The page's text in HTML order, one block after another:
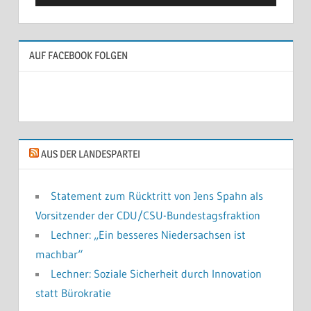
AUF FACEBOOK FOLGEN
AUS DER LANDESPARTEI
Statement zum Rücktritt von Jens Spahn als
Vorsitzender der CDU/CSU-Bundestagsfraktion
Lechner: „Ein besseres Niedersachsen ist
machbar“
Lechner: Soziale Sicherheit durch Innovation
statt Bürokratie